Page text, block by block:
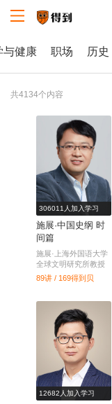
与健康 职场 历史
共4134个内容
306011人加入学习
施展·中国史纲 时
间篇
施展·上海外国语大学
全球文明研究所教授
89讲 / 169得到贝
12682人加入学习